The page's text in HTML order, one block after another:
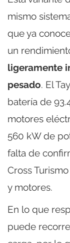
mismo
que ya
un
ligeramente
pesado. El
batería de
motores
560 kW de
falta de
Cross
y motores.
En lo que
puede